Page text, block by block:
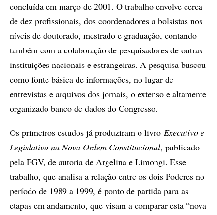
concluída em março de 2001. O trabalho envolve cerca
de dez profissionais, dos coordenadores a bolsistas nos
níveis de doutorado, mestrado e graduação, contando
também com a colaboração de pesquisadores de outras
instituições nacionais e estrangeiras. A pesquisa buscou
como fonte básica de informações, no lugar de
entrevistas e arquivos dos jornais, o extenso e altamente
organizado banco de dados do Congresso.
Os primeiros estudos já produziram o livro Executivo e
Legislativo na Nova Ordem Constitucional, publicado
pela FGV, de autoria de Argelina e Limongi. Esse
trabalho, que analisa a relação entre os dois Poderes no
período de 1989 a 1999, é ponto de partida para as
etapas em andamento, que visam a comparar esta “nova